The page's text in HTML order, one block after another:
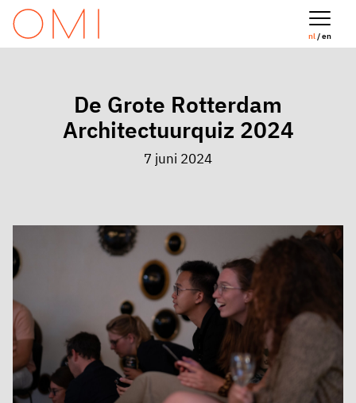
nl/ en
De Grote Rotterdam
Architectuurquiz 2024
7 juni 2024